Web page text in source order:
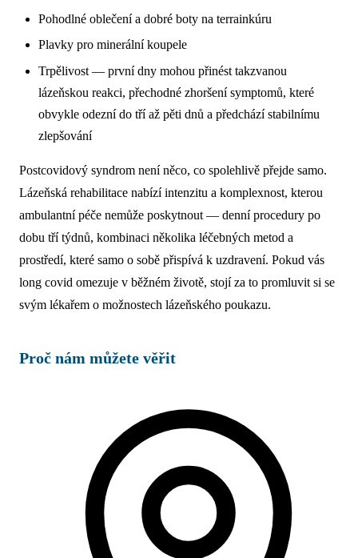
Pohodlné oblečení a dobré boty na terrainkúru
Plavky pro minerální koupele
Trpělivost — první dny mohou přinést takzvanou
lázeňskou reakci, přechodné zhoršení symptomů, které
obvykle odezní do tří až pěti dnů a předchází stabilnímu
zlepšování
Postcovidový syndrom není něco, co spolehlivě přejde samo.
Lázeňská rehabilitace nabízí intenzitu a komplexnost, kterou
ambulantní péče nemůže poskytnout — denní procedury po
dobu tří týdnů, kombinaci několika léčebných metod a
prostředí, které samo o sobě přispívá k uzdravení. Pokud vás
long covid omezuje v běžném životě, stojí za to promluvit si se
svým lékařem o možnostech lázeňského poukazu.
Proč nám můžete věřit